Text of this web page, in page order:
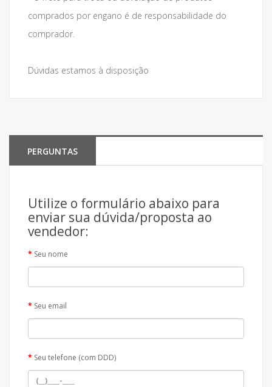
comprados por engano é de responsabilidade do
comprador.
Dúvidas estamos à disposição
PERGUNTAS
Utilize o formulário abaixo para
enviar sua dúvida/proposta ao
vendedor:
Seu nome
Seu email
Seu telefone (com DDD)